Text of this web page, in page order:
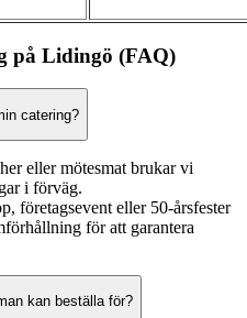
på Lidingö (FAQ)
catering?
eller mötesmat brukar vi
i förväg.
företagsevent eller 50-årsfester
för att garantera
kan beställa för?